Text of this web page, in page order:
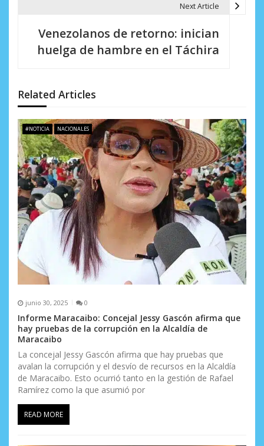
ó
n
d
e
e
n
t
r
a
s
Next Article
Venezolanos de retorno: inician
huelga de hambre en el Táchira
Related Articles
#NOTICIA NACIONALES
junio 30, 2025 0
Informe Maracaibo: Concejal Jessy Gascón afirma que
hay pruebas de la corrupción en la Alcaldía de
Maracaibo
La concejal Jessy Gascón afirma que hay pruebas que
avalan la corrupción y el desvío de recursos en la Alcaldía
de Maracaibo. Esto ocurrió tanto en la gestión de Rafael
Ramírez como la que asumió por
READ MORE